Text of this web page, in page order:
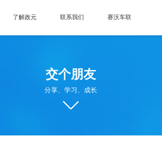
了解政元 联系我们 赛沃车联
交个朋友
分享、学习、成长